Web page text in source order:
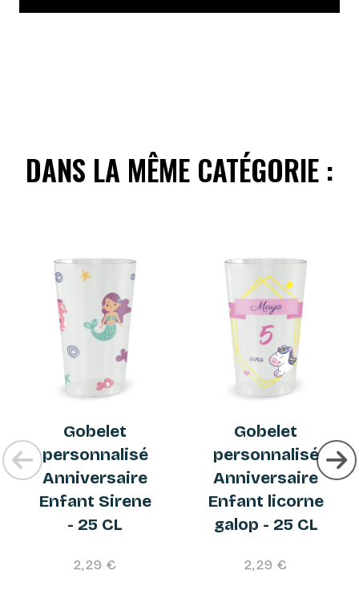
DANS LA MÊME CATÉGORIE :
Gobelet
personnalisé
Anniversaire
Enfant Sirene
- 25 CL
2,29 €
Gobelet
personnalisé
Anniversaire
Enfant licorne
galop - 25 CL
2,29 €